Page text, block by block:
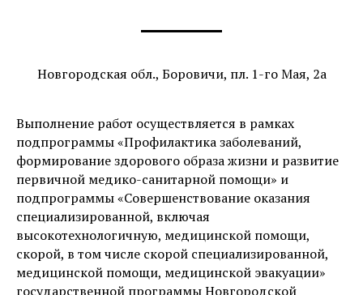
Новгородская обл., Боровичи, пл. 1-го Мая, 2а
Выполнение работ осуществляется в рамках
подпрограммы «Профилактика заболеваний,
формирование здорового образа жизни и развитие
первичной медико-санитарной помощи» и
подпрограммы «Совершенствование оказания
специализированной, включая
высокотехнологичную, медицинской помощи,
скорой, в том числе скорой специализированной,
медицинской помощи, медицинской эвакуации»
государственной программы Новгородской